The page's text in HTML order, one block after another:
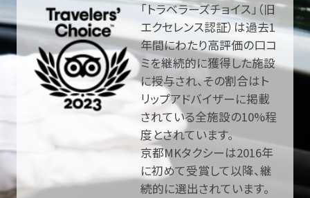
「トラベラーズチョイス」（旧
エクセレンス認証）は過去1
年間にわたり高評価の口コ
ミを継続的に獲得した施設
に授与され、その割合はト
リップアドバイザーに掲載
されている全施設の10%程
度とされています。
京都MKタクシーは2016年
に初めて受賞して以降、継
続的に選出されています。